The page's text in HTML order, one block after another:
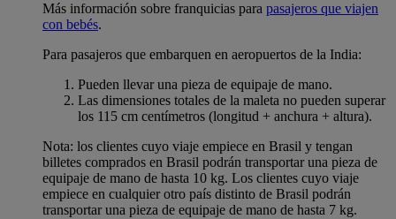
Más información sobre franquicias para pasajeros que viajen
con bebés.
Para pasajeros que embarquen en aeropuertos de la India:
Pueden llevar una pieza de equipaje de mano.
Las dimensiones totales de la maleta no pueden superar
los 115 cm centímetros (longitud + anchura + altura).
Nota: los clientes cuyo viaje empiece en Brasil y tengan
billetes comprados en Brasil podrán transportar una pieza de
equipaje de mano de hasta 10 kg. Los clientes cuyo viaje
empiece en cualquier otro país distinto de Brasil podrán
transportar una pieza de equipaje de mano de hasta 7 kg.